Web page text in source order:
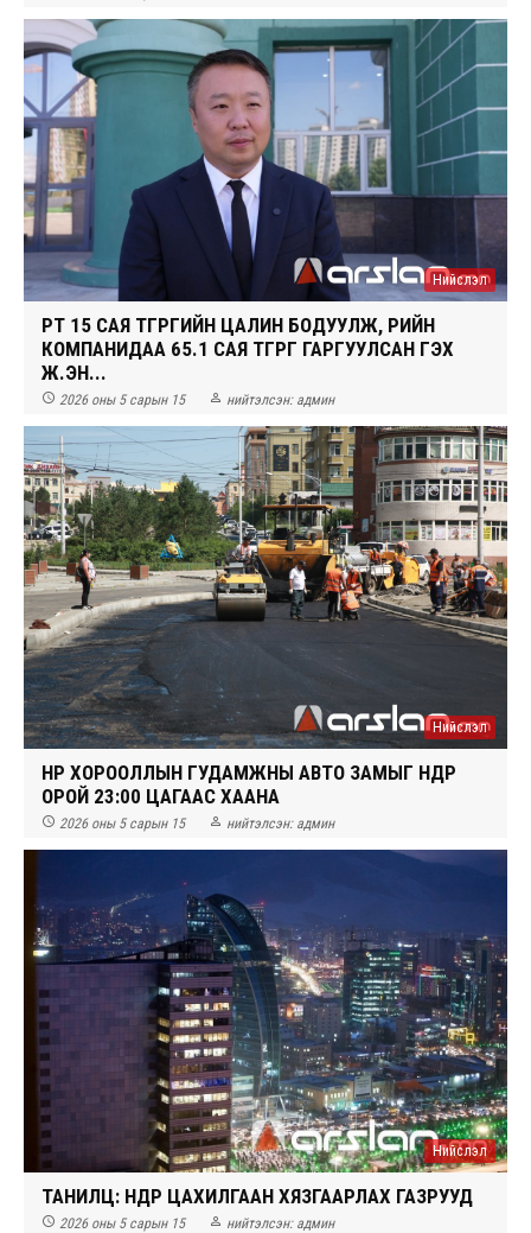
Нийслэл
ӨӨРТӨӨ 15 САЯ ТӨГРӨГИЙН ЦАЛИН БОДУУЛЖ, ӨӨРИЙН
КОМПАНИДАА 65.1 САЯ ТӨГРӨГ ГАРГУУЛСАН ГЭХ
Ж.ЭН...
 2026 оны 5 сарын 15  нийтэлсэн: админ
Нийслэл
ӨНӨР ХОРООЛЛЫН ГУДАМЖНЫ АВТО ЗАМЫГ ӨНӨӨДӨР
ОРОЙ 23:00 ЦАГААС ХААНА
 2026 оны 5 сарын 15  нийтэлсэн: админ
Нийслэл
ТАНИЛЦ: ӨНӨӨДӨР ЦАХИЛГААН ХЯЗГААРЛАХ ГАЗРУУД
 2026 оны 5 сарын 15  нийтэлсэн: админ